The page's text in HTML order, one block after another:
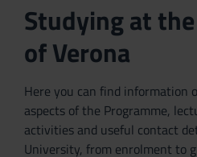
Studying at
of Verona
Here you can find information
aspects of the Programme,
activities and useful contact
University, from enrolment to